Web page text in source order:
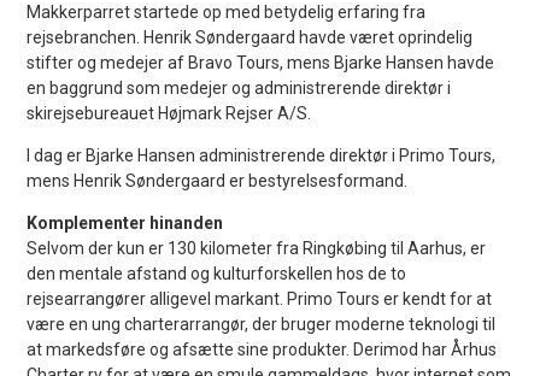
Makkerparret startede op med betydelig erfaring fra
rejsebranchen. Henrik Søndergaard havde været oprindelig
stifter og medejer af Bravo Tours, mens Bjarke Hansen havde
en baggrund som medejer og administrerende direktør i
skirejsebureauet Højmark Rejser A/S.
I dag er Bjarke Hansen administrerende direktør i Primo Tours,
mens Henrik Søndergaard er bestyrelsesformand.
Komplementer hinanden
Selvom der kun er 130 kilometer fra Ringkøbing til Aarhus, er
den mentale afstand og kulturforskellen hos de to
rejsearrangører alligevel markant. Primo Tours er kendt for at
være en ung charterarrangør, der bruger moderne teknologi til
at markedsføre og afsætte sine produkter. Derimod har Århus